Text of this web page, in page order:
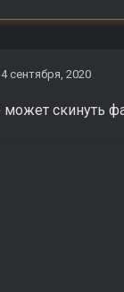
4 сентября, 2020
скинуть